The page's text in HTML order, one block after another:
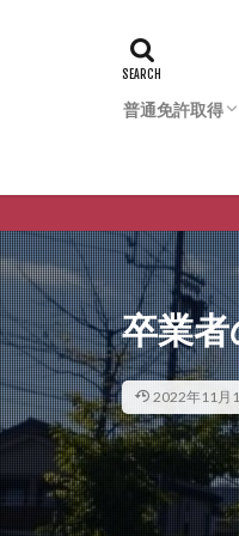
普通免許取得
【仮免なし
【仮免なし
【仮免なし
【仮免あり
【仮免あり
【仮免あり
卒業
2022年11月